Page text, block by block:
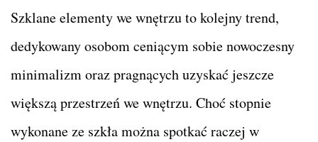
Szklane elementy we wnętrzu to kolejny trend,
dedykowany osobom ceniącym sobie nowoczesny
minimalizm oraz pragnących uzyskać jeszcze
większą przestrzeń we wnętrzu. Choć stopnie
wykonane ze szkła można spotkać raczej w